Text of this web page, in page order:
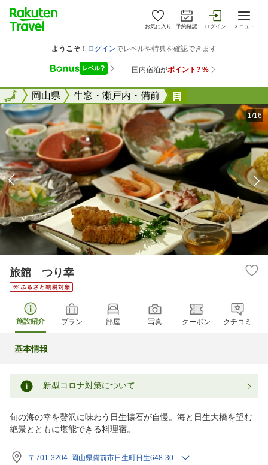
お気に入り 予約確認 ログイン メニュー
全国岡山県 牛窓・瀬戸内・備前
全国
1/16
旅館 つり幸
施設紹介 プラン 部屋 写真 クーポン クチコミ
基本情報
新型コロナ対策について
旬の海の幸を贅沢に味わう日生懐石が自慢。海と日生大橋を望む
絶景とともに堪能できる料理宿。
〒701-3204 岡山県備前市日生町日生648-30